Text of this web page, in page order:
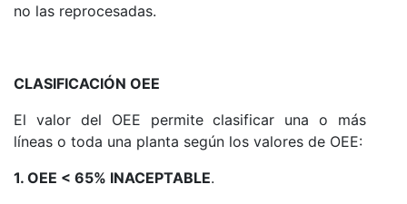
no las reprocesadas.
CLASIFICACIÓN OEE
El valor del OEE permite clasificar una o más
líneas o toda una planta según los valores de OEE:
1. OEE < 65% INACEPTABLE.